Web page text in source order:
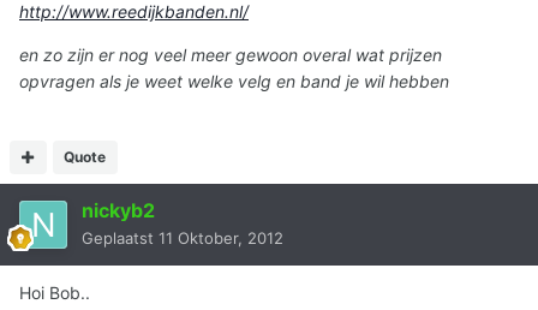
http://www.reedijkbanden.nl/
en zo zijn er nog veel meer gewoon overal wat prijzen
opvragen als je weet welke velg en band je wil hebben
Quote
nickyb2
Geplaatst 11 Oktober, 2012
Hoi Bob..